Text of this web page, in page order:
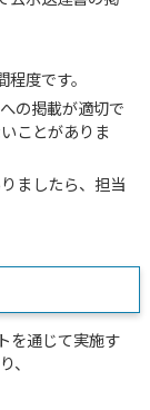
度です。
の掲載が適切で
ことがありま
ましたら、担当
を通じて実施す
、